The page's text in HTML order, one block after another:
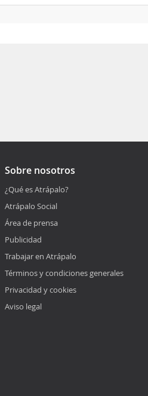
Sobre nosotros
¿Qué es Atrápalo?
Atrápalo Social
Área de prensa
Publicidad
Trabajar en Atrápalo
Términos y condiciones generales
Privacidad y cookies
Aviso legal